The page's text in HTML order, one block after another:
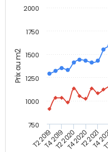
Prix au m2
T2 2019T4 2019T2 2020T4 2020T2 2021
T4
750
1000
1250
1500
1750
2000